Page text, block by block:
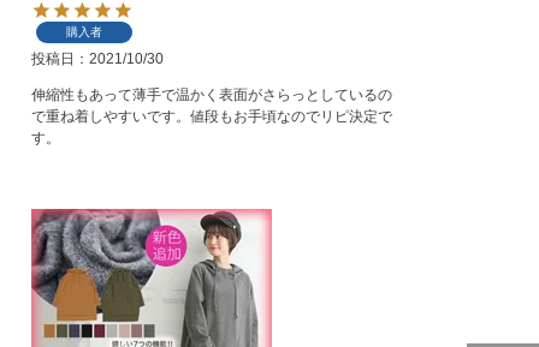
購入者
投稿日 2021/10/30
伸縮性もあって薄手で温かく表面がさらっとしているの
で重ね着しやすいです。値段もお手頃なのでリピ決定で
す。